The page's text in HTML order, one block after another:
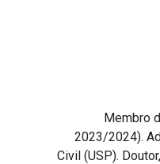
Membro
2023/2024).
Civil (USP).